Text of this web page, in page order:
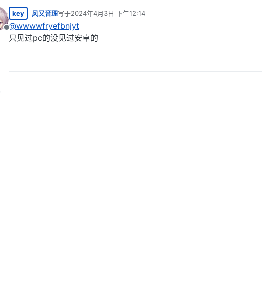
离线
key 风又音理写于2024年4月3日 下午12:14
最后由 编辑
@wwwwfryefbnjyt
只见过pc的没见过安卓的